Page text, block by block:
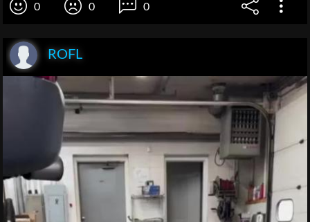
0 0 0
ROFL